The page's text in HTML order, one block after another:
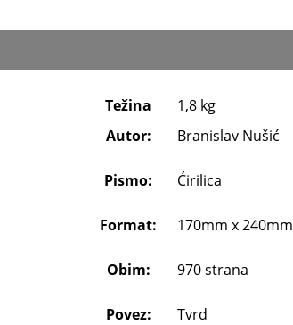
Težina
1,8 kg
Autor:
Branislav Nušić
Pismo: Ćirilica
Format: 170mm x 240mm
Obim: 970 strana
Povez: Tvrd